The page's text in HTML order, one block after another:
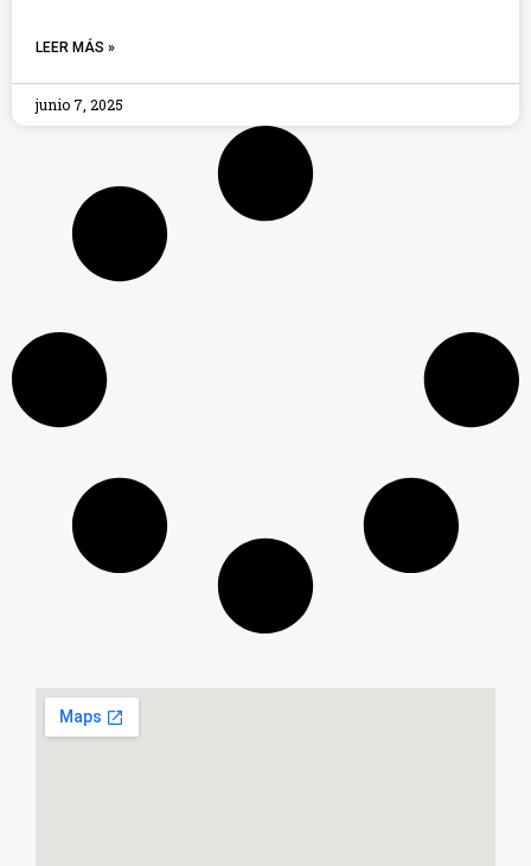
LEER MÁS »
junio 7, 2025